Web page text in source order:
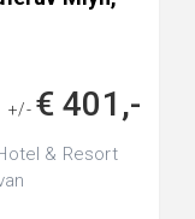
+/- € 401,-
& Resort